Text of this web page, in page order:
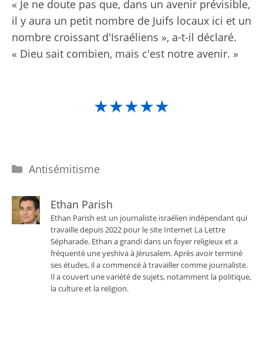
« Je ne doute pas que, dans un avenir prévisible,
il y aura un petit nombre de Juifs locaux ici et un
nombre croissant d'Israéliens », a-t-il déclaré.
« Dieu sait combien, mais c'est notre avenir. »
★★★★★
Catégories
Antisémitisme
Ethan Parish
Ethan Parish est un journaliste israélien indépendant qui
travaille depuis 2022 pour le site Internet La Lettre
Sépharade. Ethan a grandi dans un foyer religieux et a
fréquenté une yeshiva à Jérusalem. Après avoir terminé
ses études, il a commencé à travailler comme journaliste.
Il a couvert une variété de sujets, notamment la politique,
la culture et la religion.